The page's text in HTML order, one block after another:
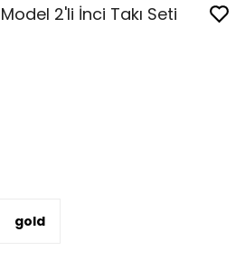
2'li İnci Takı Seti
gold